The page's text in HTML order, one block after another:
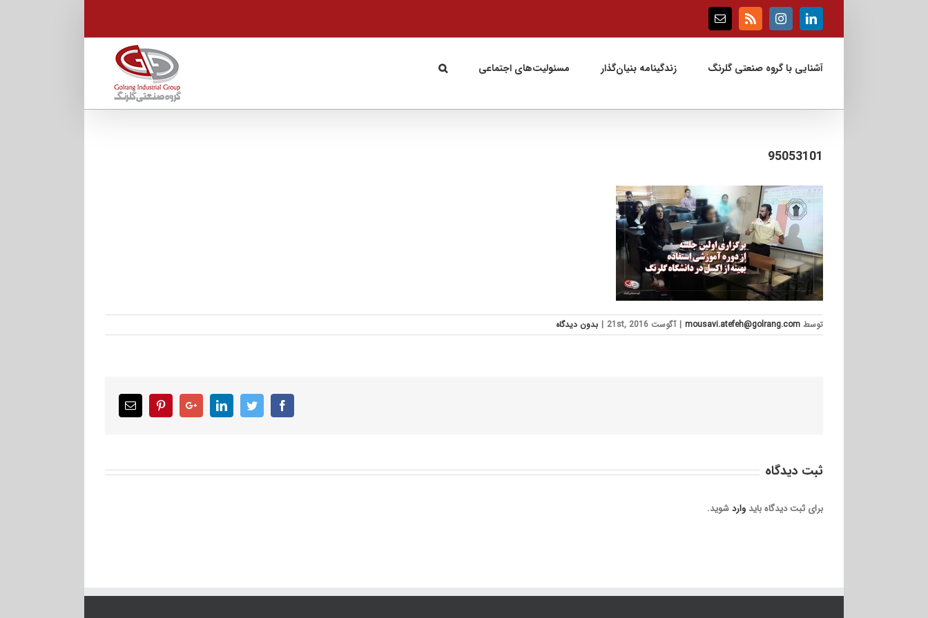
LinkedIn
Instagram
Rss
Email
آشنایی با گروه صنعتی گلرنگ زندگینامه بنیان‌گذار مسئولیت‌های اجتماعی
95053101
توسط mousavi.atefeh@golrang.com
| آگوست 21st, 2016 | بدون ديدگاه
Facebook
Twitter
LinkedIn
Google+
Pinterest
Email
ثبت ديدگاه
برای ثبت دیدگاه باید واردشوید.